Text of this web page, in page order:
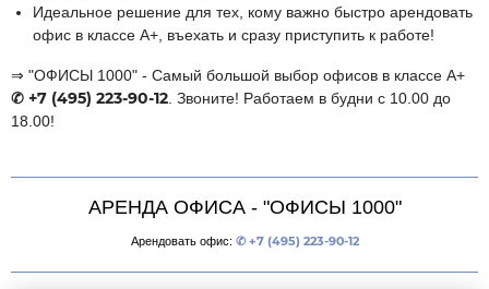
Идеальное решение для тех, кому важно быстро арендовать
офис в классе А+, въехать и сразу приступить к работе!
⇒ "ОФИСЫ 1000" - Самый большой выбор офисов в классе А+
✆ +7 (495) 223-90-12 . Звоните! Работаем в будни с 10.00 до
18.00!
АРЕНДА ОФИСА - "ОФИСЫ 1000"
Арендовать офис: ✆ +7 (495) 223-90-12